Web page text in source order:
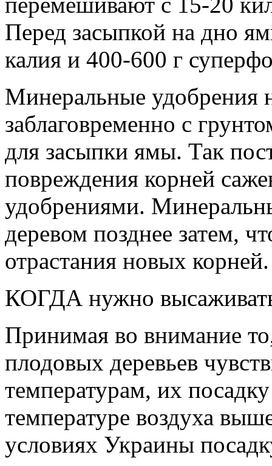
Перед засыпкой на дно
калия и 400-600 г
Минеральные удобрения
заблаговременно с
для засыпки ямы. Так
повреждения корней
удобрениями.
деревом позднее затем,
отрастания новых корней.
КОГДА нужно
Принимая во внимание
плодовых деревьев
температурам, их
температуре воздуха
условиях Украины